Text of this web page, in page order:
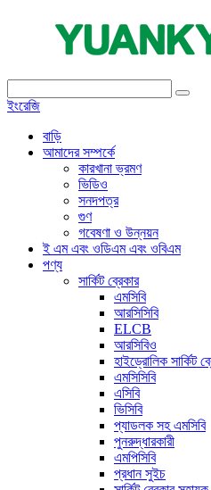
ইংরেজি
বাড়ি
আমাদের সম্পর্কে
কারখানা ভ্রমণ
ভিডিও
সনদপত্র
গুণ
গবেষণা ও উন্নয়ন
ই এম এবং ওডিএম এবং ওবিএম
পণ্য
সার্কিট ব্রেকার
এমসিবি
আরসিসিবি
ELCB
আরসিবিও
হাইড্রোলিক সার্কিট
এমসিসিবি
এসিবি
ভিসিবি
প্যাডলক সহ এমসিবি
পুনরুদ্ধারকারী
এমপিসিবি
প্রধান সুইচ